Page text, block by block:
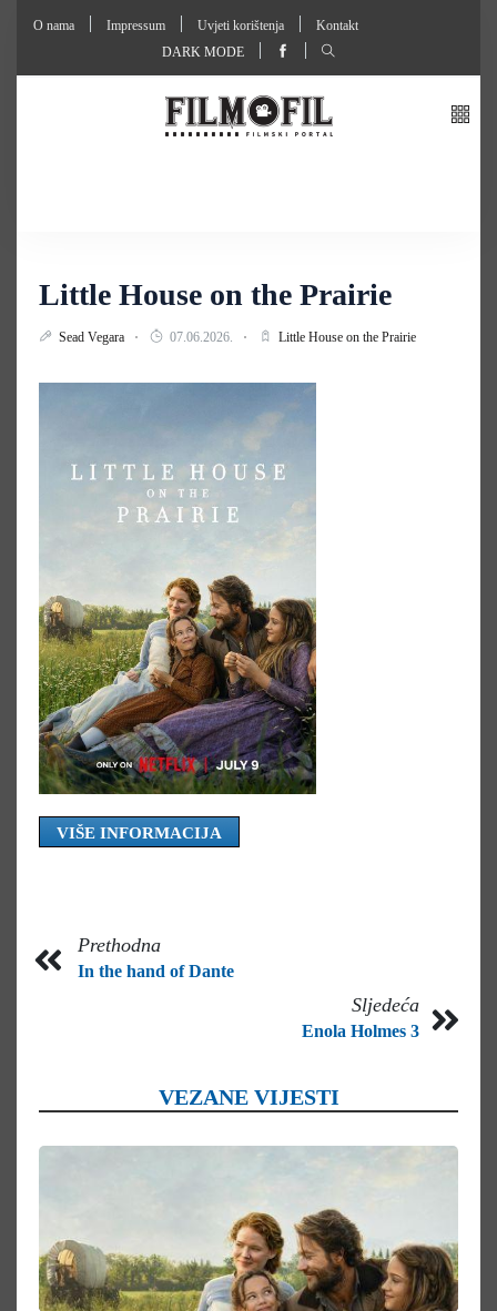
O nama Impressum Uvjeti korištenja
Kontakt
DARK MODE
Little House on the Prairie
Sead Vegara 07.06.2026. Little House on the Prairie
VIŠE INFORMACIJA
Prethodna
In the hand of Dante
Sljedeća
Enola Holmes 3
VEZANE VIJESTI